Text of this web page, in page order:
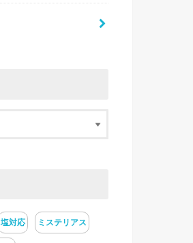
塩対応 ミステリアス